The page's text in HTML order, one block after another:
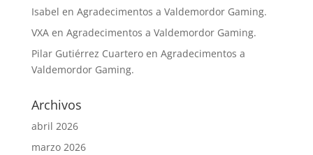
Isabel en Agradecimentos a Valdemordor Gaming.
VXAen Agradecimentos a Valdemordor Gaming.
Pilar Gutiérrez Cuarteroen Agradecimentos a
Valdemordor Gaming.
Archivos
abril 2026
marzo 2026